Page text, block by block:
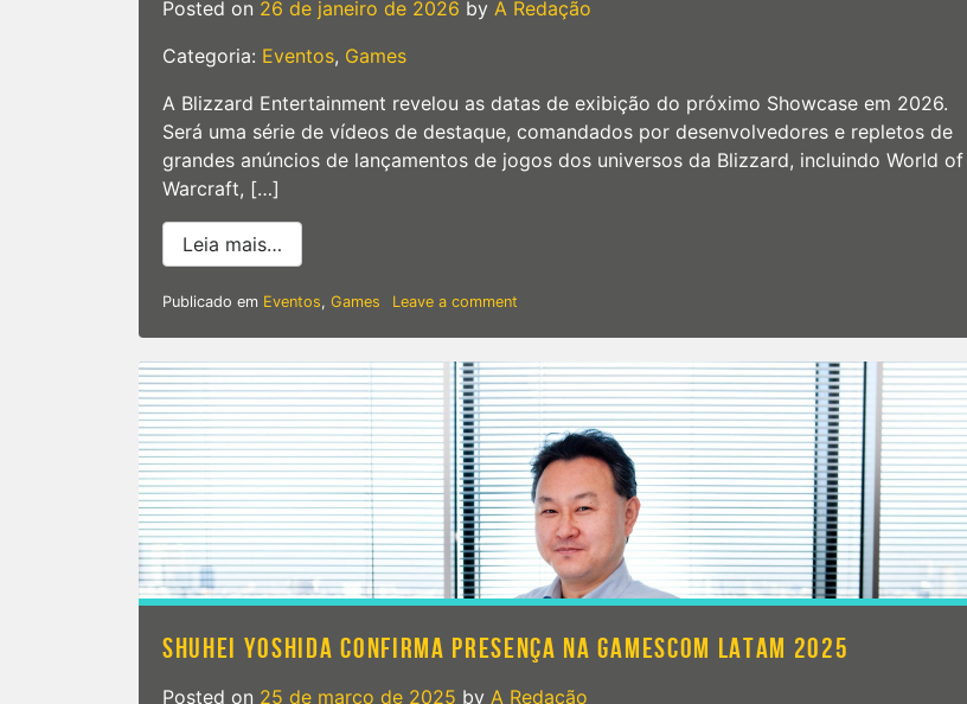
Posted on 26 de janeiro de 2026 by A Redação
Categoria: Eventos, Games
A Blizzard Entertainment revelou as datas de exibição do próximo Showcase em 2026.
Será uma série de vídeos de destaque, comandados por desenvolvedores e repletos de
grandes anúncios de lançamentos de jogos dos universos da Blizzard, incluindo World of
Warcraft, […]
Leia mais…
Publicado em Eventos, Games Leave a comment
se
para
assistir
ao
Blizzard
Showcase
SHUHEI YOSHIDA CONFIRMA PRESENÇA NA GAMESCOM LATAM 2025
Posted on 25 de março de 2025 by A Redação